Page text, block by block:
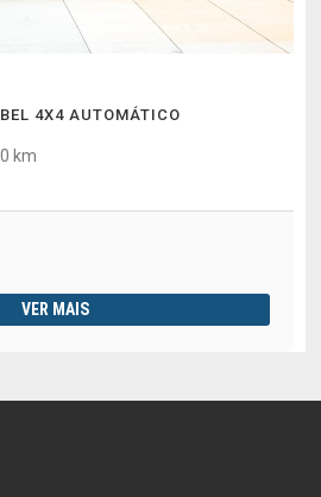
4X4 AUTOMÁTICO
km
VER MAIS